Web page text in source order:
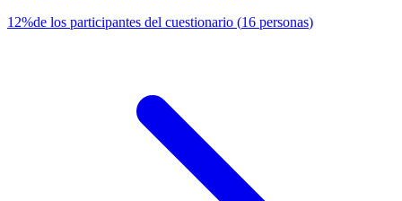
12%de los participantes del cuestionario (16 personas)